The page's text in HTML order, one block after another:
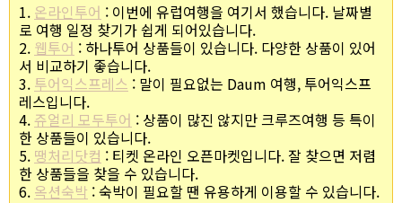
1. 온라인투어 : 이번에 유럽여행을 여기서 했습니다. 날짜별
로 여행 일정 찾기가 쉽게 되어있습니다.
2. 웹투어 : 하나투어 상품들이 있습니다. 다양한 상품이 있어
서 비교하기 좋습니다.
3. 투어익스프레스 : 말이 필요없는 Daum 여행, 투어익스프
레스입니다.
4.쥬얼리 모두투어 : 상품이 많진 않지만 크루즈여행 등 특이
한 상품들이 있습니다.
5. 땡처리닷컴 : 티켓 온라인 오픈마켓입니다. 잘 찾으면 저렴
한 상품들을 찾을 수 있습니다.
6. 옥션숙박 : 숙박이 필요할 땐 유용하게 이용할 수 있습니다.